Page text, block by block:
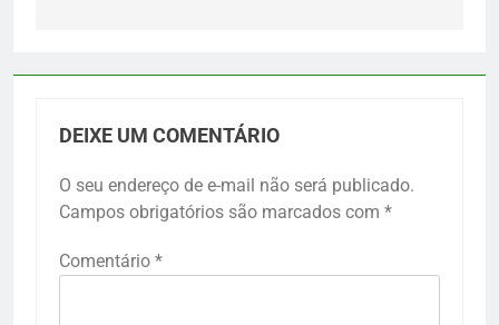
DEIXE UM COMENTÁRIO
O seu endereço de e-mail não será publicado.
Campos obrigatórios são marcados com *
Comentário *